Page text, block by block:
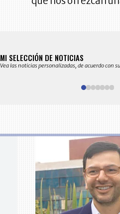
MI SELECCIÓN DE NOTICIAS
Vea las noticias personalizadas, de acuerdo con